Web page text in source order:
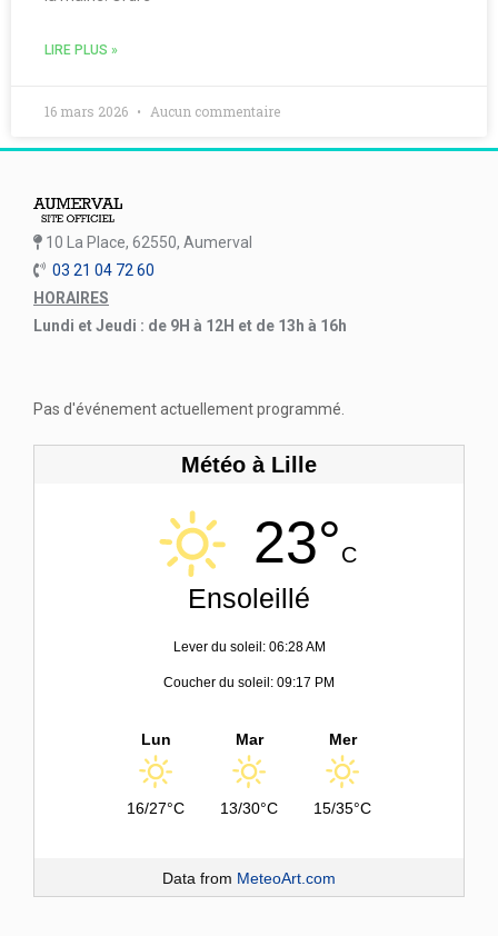
LIRE PLUS »
16 mars 2026 Aucun commentaire
10 La Place, 62550, Aumerval
03 21 04 72 60
HORAIRES
Lundi et Jeudi : de 9H à 12H et de 13h à 16h
Pas d'événement actuellement programmé.
Météo à Lille
23°C
Ensoleillé
Lever du soleil: 06:28 AM
Coucher du soleil: 09:17 PM
Lun
16/27°C
Mar
13/30°C
Mer
15/35°C
Data from MeteoArt.com